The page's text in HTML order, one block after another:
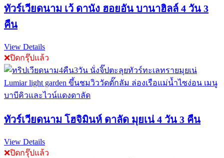
ทัวร์เวียดนาม เว้ ดานัง ฮอยอัน บานาฮิลล์ 4 วัน 3
คืน
View Details
❌ปิดกรุ๊ปแล้ว
ทัวร์เวียดนาม โฮจิมินห์ ดาลัด มุยเน่ 4 วัน 3 คืน
View Details
❌ปิดกรุ๊ปแล้ว